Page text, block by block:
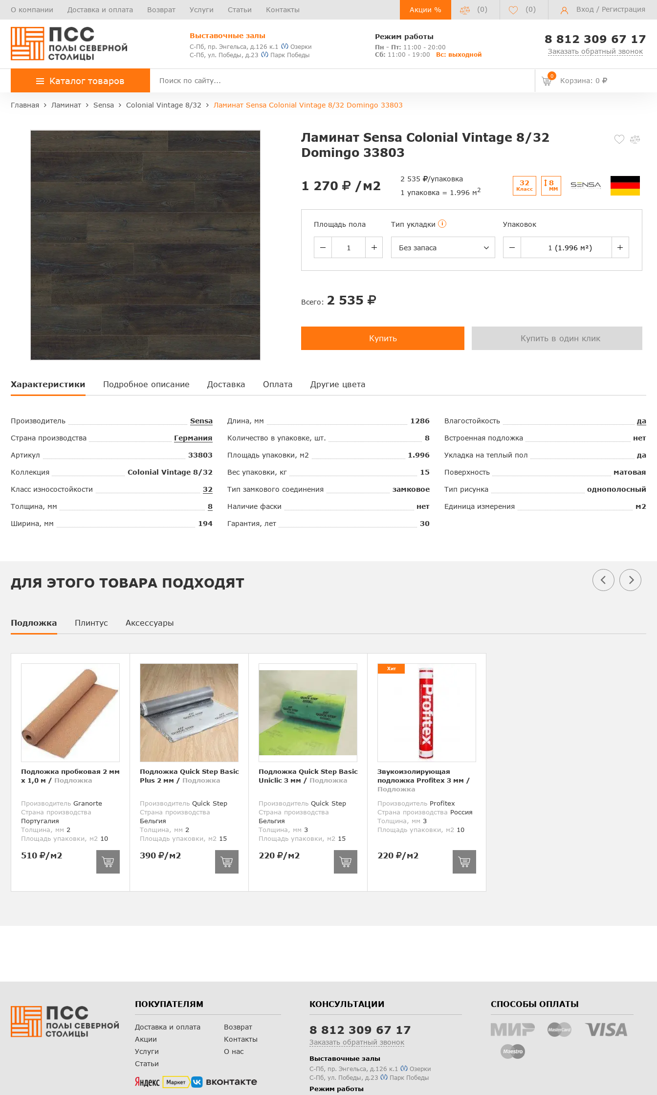
О компании Доставка и оплата Возврат Услуги Статьи Контакты Акции % (0) (0) Вход / Регистрация
Выставочные залы
С-Пб, пр. Энгельса, д.126 к.1
Озерки
С-Пб, ул. Победы, д.23
Парк Победы
Режим работы
Пн - Пт: 11:00 - 20:00
Сб: 11:00 - 19:00 Вс: выходной
8 812 309 67 17
Заказать обратный звонок
Каталог товаров 0
Корзина: 0
Главная Ламинат Sensa Colonial Vintage 8/32 Ламинат Sensa Colonial Vintage 8/32 Domingo 33803
Ламинат Sensa Colonial Vintage 8/32
Domingo 33803
1 270 /м2 2 535
/упаковка
1 упаковка = 1.996 м2
32
Класс
8
ММ
Площадь пола Тип укладки i
Без запаса
Упаковок
Всего: 2 535
Купить Купить в один клик
Характеристики Подробное описание Доставка Оплата Другие цвета
Производитель Sensa
Страна производства Германия
Артикул 33803
Коллекция Colonial Vintage 8/32
Класс износостойкости 32
Толщина, мм 8
Ширина, мм 194
Длина, мм 1286
Количество в упаковке, шт. 8
Площадь упаковки, м2 1.996
Вес упаковки, кг 15
Тип замкового соединения замковое
Наличие фаски нет
Гарантия, лет 30
Влагостойкость да
Встроенная подложка нет
Укладка на теплый пол да
Поверхность матовая
Тип рисунка однополосный
Единица измерения м2
ДЛЯ ЭТОГО ТОВАРА ПОДХОДЯТ
Подложка Плинтус Аксессуары
Подложка пробковая 2 мм
х 1,0 м / Подложка
Производитель Granorte
Страна производства
Португалия
Толщина, мм 2
Площадь упаковки, м2 10
510 /м2
Подложка Quick Step Basic
Plus 2 мм / Подложка
Производитель Quick Step
Страна производства
Бельгия
Толщина, мм 2
Площадь упаковки, м2 15
390 /м2
Подложка Quick Step Basic
Uniclic 3 мм / Подложка
Производитель Quick Step
Страна производства
Бельгия
Толщина, мм 3
Площадь упаковки, м2 15
220 /м2
Хит
Звукоизолирующая
подложка Profitex 3 мм /
Подложка
Производитель Profitex
Страна производства Россия
Толщина, мм 3
Площадь упаковки, м2 10
220 /м2
ПОКУПАТЕЛЯМ
Доставка и оплата
Акции
Услуги
Статьи
Возврат
Контакты
О нас
КОНСУЛЬТАЦИИ
8 812 309 67 17
Заказать обратный звонок
Выставочные залы
С-Пб, пр. Энгельса, д.126 к.1
Озерки
С-Пб, ул. Победы, д.23 Парк Победы
Режим работы
СПОСОБЫ ОПЛАТЫ